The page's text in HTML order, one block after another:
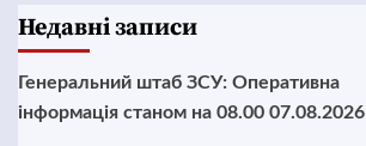
Недавні записи
Генеральний штаб ЗСУ: Оперативна
інформація станом на 08.00 07.08.2026